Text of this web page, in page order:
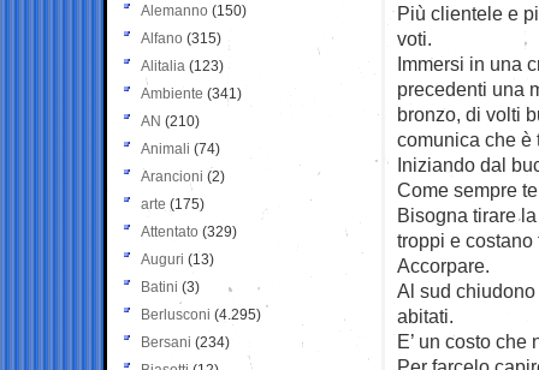
Più clientele e
voti.
Immersi in una
precedenti una
bronzo, di volti
comunica che è
Iniziando dal
Come sempre
Bisogna tirare
troppi e
Accorpare.
Al sud
abitati.
E’ un costo che
Alemanno (150)
Alfano (315)
Alitalia (123)
Ambiente (341)
AN (210)
Animali (74)
Arancioni (2)
arte (175)
Attentato (329)
Auguri (13)
Batini (3)
Berlusconi (4.295)
Bersani (234)